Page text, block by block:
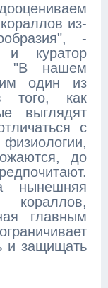
из-
-
и куратор
"В нашем
один из
того, как
выглядят
с
до
нынешняя
кораллов,
главным
и защищать